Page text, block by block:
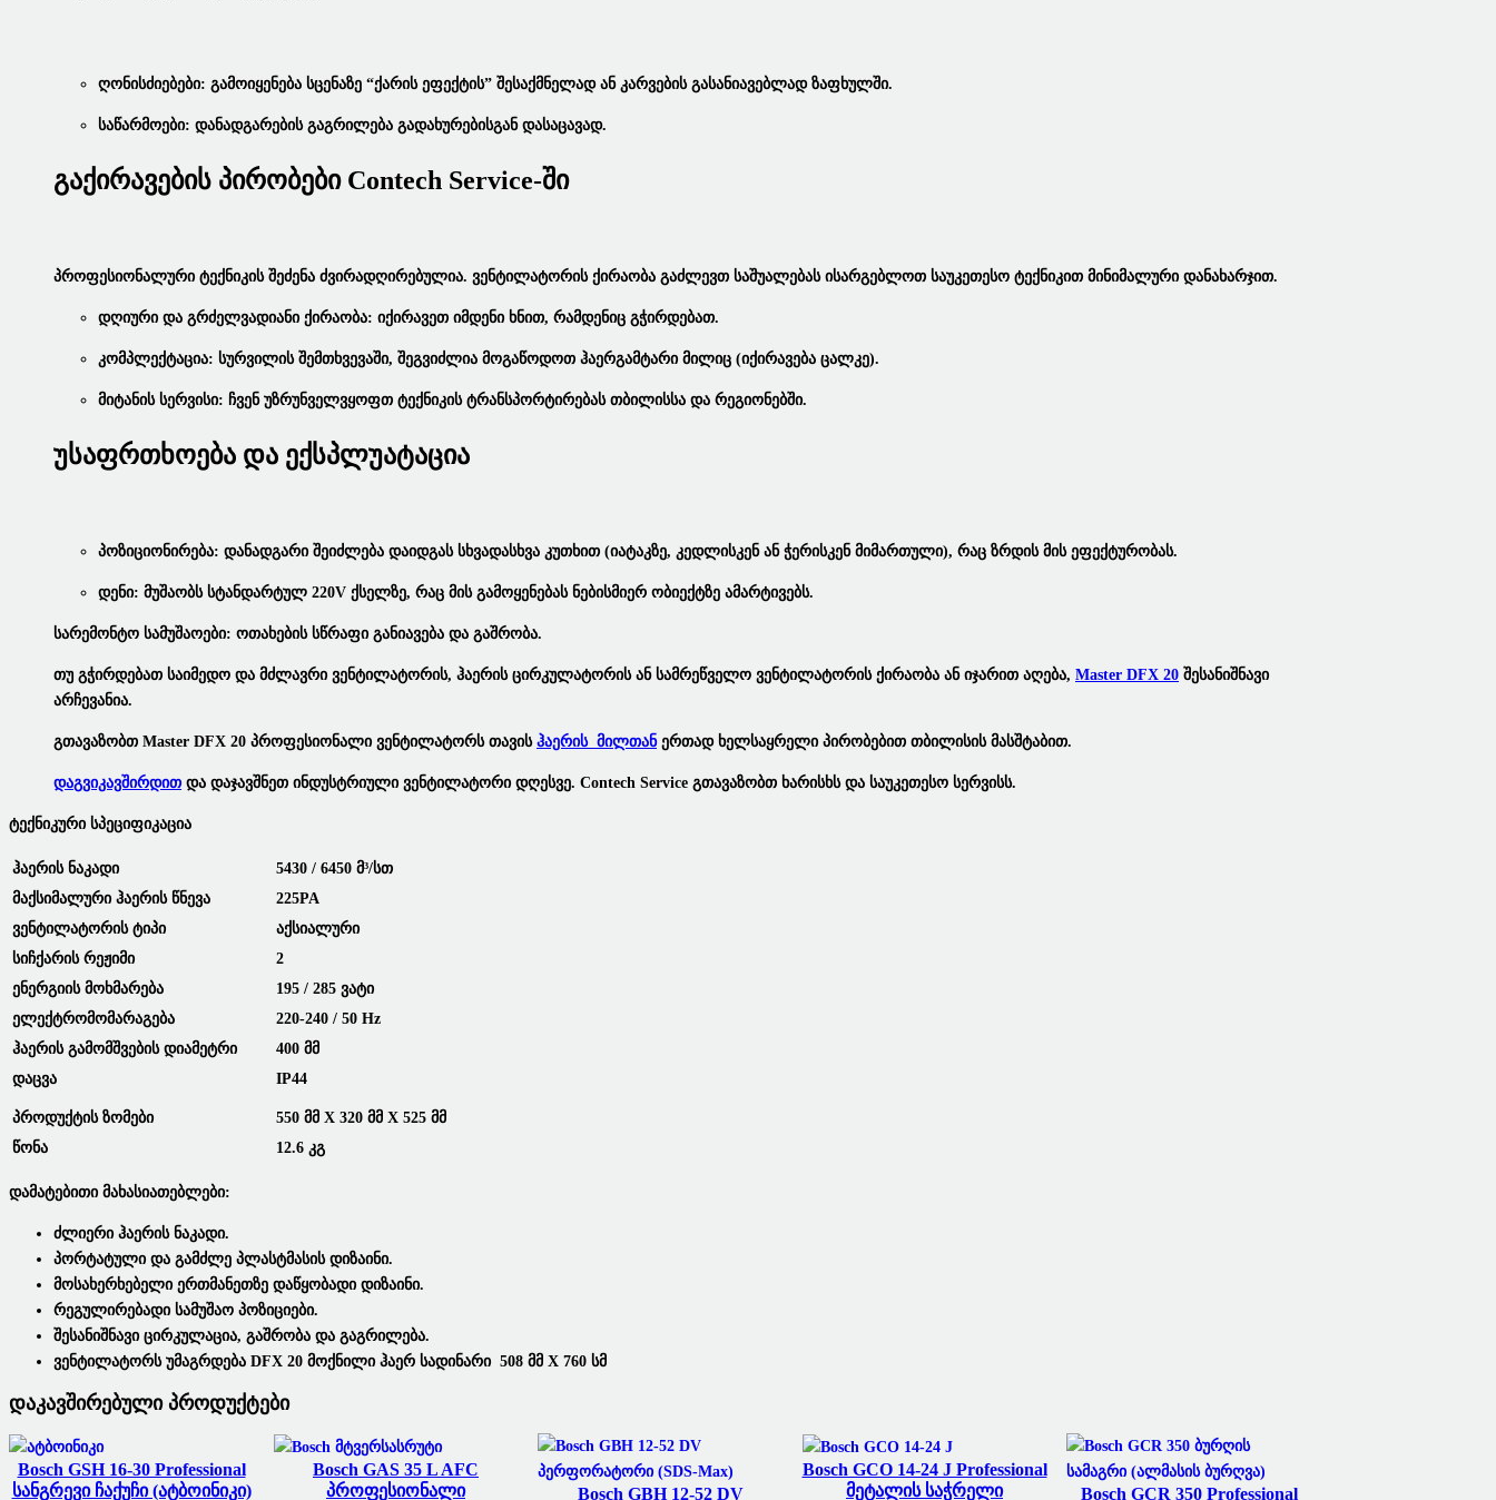
Ღონისძიებები: Გამოიყენება Სცენაზე “ქარის Ეფექტის” Შესაქმნელად Ან Კარვების Გასანიავებლად Ზაფხულში.
Საწარმოები: Დანადგარების Გაგრილება Გადახურებისგან Დასაცავად.
Გაქირავების Პირობები Contech Service-Ში
Პროფესიონალური Ტექნიკის Შეძენა Ძვირადღირებულია. Ვენტილატორის Ქირაობა Გაძლევთ Საშუალებას Ისარგებლოთ Საუკეთესო Ტექნიკით Მინიმალური Დანახარჯით.
Დღიური Და Გრძელვადიანი Ქირაობა: Იქირავეთ Იმდენი Ხნით, Რამდენიც Გჭირდებათ.
Კომპლექტაცია: Სურვილის Შემთხვევაში, Შეგვიძლია Მოგაწოდოთ Ჰაერგამტარი Მილიც (იქირავება Ცალკე).
Მიტანის Სერვისი: Ჩვენ Უზრუნველვყოფთ Ტექნიკის Ტრანსპორტირებას Თბილისსა Და Რეგიონებში.
Უსაფრთხოება Და Ექსპლუატაცია
Პოზიციონირება: Დანადგარი Შეიძლება Დაიდგას Სხვადასხვა Კუთხით (იატაკზე, Კედლისკენ Ან Ჭერისკენ Მიმართული), Რაც Ზრდის Მის Ეფექტურობას.
Დენი: Მუშაობს Სტანდარტულ 220V Ქსელზე, Რაც Მის Გამოყენებას Ნებისმიერ Ობიექტზე Ამარტივებს.
Სარემონტო Სამუშაოები: Ოთახების Სწრაფი Განიავება Და Გაშრობა.
Თუ Გჭირდებათ Საიმედო Და Მძლავრი Ვენტილატორის, Ჰაერის ᲪირკულატორისᲐნ Სამრეწველო Ვენტილატორის Ქირაობა Ან Იჯარით Აღება, Master DFX 20 Შესანიშნავი
Არჩევანია.
Გთავაზობთ Master DFX 20 Პროფესიონალი Ვენტილატორს Თავის Ჰაერის ᲛილთანᲔრთად Ხელსაყრელი Პირობებით Თბილისის Მასშტაბით.
Დაგვიკავშირდით Და Დაჯავშნეთ Ინდუსტრიული Ვენტილატორი Დღესვე. Contech Service Გთავაზობთ Ხარისხს Და Საუკეთესო Სერვისს.
Ტექნიკური Სპეციფიკაცია
Ჰაერის Ნაკადი
5430 / 6450 Მ³/სთ
Მაქსიმალური Ჰაერის Წნევა
225PA
Ვენტილატორის Ტიპი
Აქსიალური
Სიჩქარის Რეჟიმი
2
Ენერგიის Მოხმარება
195 / 285 Ვატი
Ელექტრომომარაგება
220-240 / 50 Hz
Ჰაერის Გამომშვების Დიამეტრი
400 Მმ
Დაცვა
IP44
Პროდუქტის Ზომები
550 Მმ X 320 Მმ X 525 Მმ
Წონა
12.6 Კგ
Დამატებითი Მახასიათებლები:
Ძლიერი Ჰაერის Ნაკადი.
Პორტატული Და Გამძლე Პლასტმასის Დიზაინი.
Მოსახერხებელი Ერთმანეთზე Დაწყობადი Დიზაინი.
Რეგულირებადი Სამუშაო Პოზიციები.
Შესანიშნავი Ცირკულაცია, Გაშრობა Და Გაგრილება.
Ვენტილატორს Უმაგრდება DFX 20 Მოქნილი Ჰაერ Სადინარი 508 Მმ X 760 Სმ
Დაკავშირებული Პროდუქტები
Bosch GSH 16-30 Professional
Სანგრევი Ჩაქუჩი (ატბოინიკი)
Bosch GAS 35 L AFC
Პროფესიონალი
Bosch GBH 12-52 DV
Bosch GCO 14-24 J Professional
Მეტალის Საჭრელი
Bosch GCR 350 Professional